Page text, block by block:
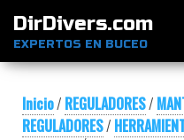
DirDivers.com
EXPERTOS EN BUCEO
Inicio/ REGULADORES/
REGULADORES/